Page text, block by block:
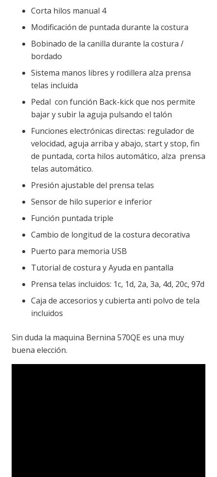
Corta hilos manual 4
Modificación de puntada durante la costura
Bobinado de la canilla durante la costura /
bordado
Sistema manos libres y rodillera alza prensa
telas incluida
Pedal con función Back-kick que nos permite
bajar y subir la aguja pulsando el talón
Funciones electrónicas directas: regulador de
velocidad, aguja arriba y abajo, start y stop, fin
de puntada, corta hilos automático, alza prensa
telas automático.
Presión ajustable del prensa telas
Sensor de hilo superior e inferior
Función puntada triple
Cambio de longitud de la costura decorativa
Puerto para memoria USB
Tutorial de costura y Ayuda en pantalla
Prensa telas incluidos: 1c, 1d, 2a, 3a, 4d, 20c, 97d
Caja de accesorios y cubierta anti polvo de tela
incluidos
Sin duda la maquina Bernina 570QE es una muy
buena elección.